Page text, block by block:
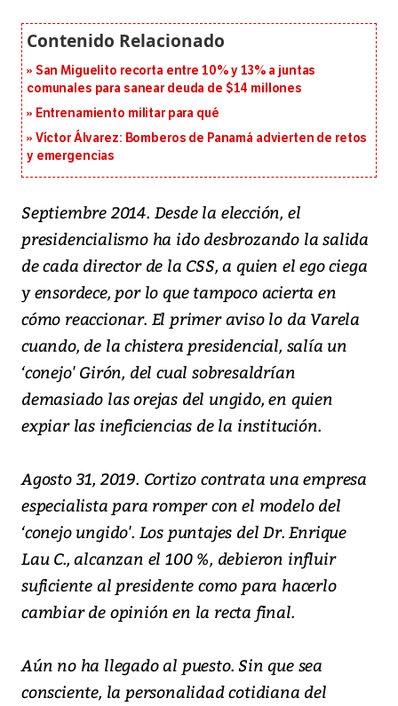
San Miguelito recorta entre 10% y 13% a juntas
comunales para sanear deuda de $14 millones
Entrenamiento militar para qué
Víctor Álvarez: Bomberos de Panamá advierten de retos
y emergencias
Septiembre 2014. Desde la elección, el
presidencialismo ha ido desbrozando la salida
de cada director de la CSS, a quien el ego ciega
y ensordece, por lo que tampoco acierta en
cómo reaccionar. El primer aviso lo da Varela
cuando, de la chistera presidencial, salía un
‘conejo' Girón, del cual sobresaldrían
demasiado las orejas del ungido, en quien
expiar las ineficiencias de la institución.
Agosto 31, 2019. Cortizo contrata una empresa
especialista para romper con el modelo del
‘conejo ungido'. Los puntajes del Dr. Enrique
Lau C., alcanzan el 100 %, debieron influir
suficiente al presidente como para hacerlo
cambiar de opinión en la recta final.
Aún no ha llegado al puesto. Sin que sea
consciente, la personalidad cotidiana del